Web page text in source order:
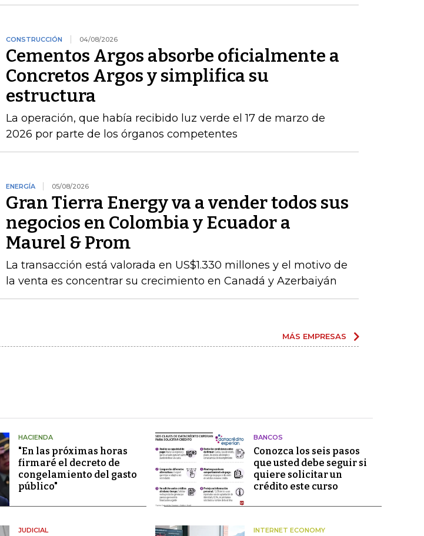
CONSTRUCCIÓN 04/08/2026
Cementos Argos absorbe oficialmente a
Concretos Argos y simplifica su
estructura
La operación, que había recibido luz verde el 17 de marzo de
2026 por parte de los órganos competentes
ENERGÍA 05/08/2026
Gran Tierra Energy va a vender todos sus
negocios en Colombia y Ecuador a
Maurel & Prom
La transacción está valorada en US$1.330 millones y el motivo de
la venta es concentrar su crecimiento en Canadá y Azerbaiyán
MÁS EMPRESAS
HACIENDA
"En las próximas horas
firmaré el decreto de
congelamiento del gasto
público"
BANCOS
Conozca los seis pasos
que usted debe seguir si
quiere solicitar un
crédito este curso
JUDICIAL INTERNET ECONOMY